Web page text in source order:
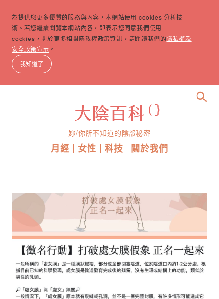
為提供您更多優質的服務與內容，本網站使用 cookies 分析技
術。若您繼續閱覽本網站內容，即表示您同意我們使用
cookies，關於更多相關隱私權政策資訊，請閱讀我們的隱私權及
安全政策宣示 。
我知道了
妳/你所不知道的陰部秘密
月經 女性 科技 關於我們
search